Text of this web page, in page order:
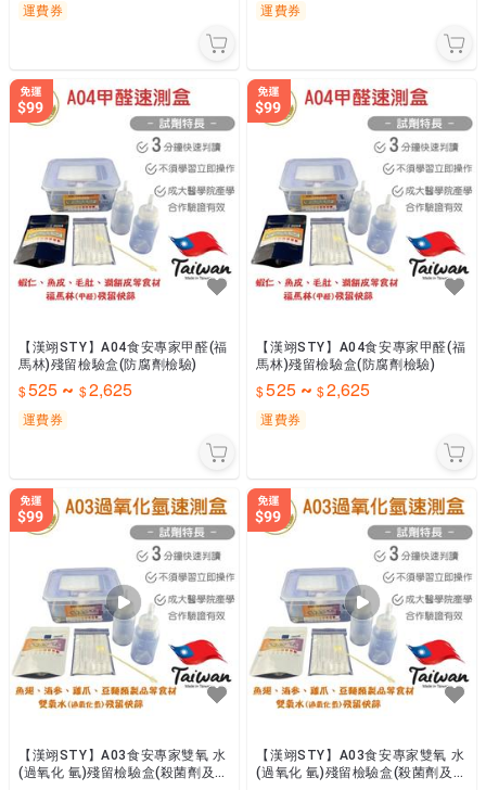
運費券 運費券
【漢翊STY】A04食安專家甲醛(福
馬林)殘留檢驗盒(防腐劑檢驗)
525 ~ 2,625
運費券
【漢翊STY】A04食安專家甲醛(福
馬林)殘留檢驗盒(防腐劑檢驗)
525~ 2,625
運費券
【漢翊STY】A03食安專家雙氧 水
(過氧化 氫)殘留檢驗盒(殺菌劑及食
【漢翊STY】A03食安專家雙氧 水
(過氧化 氫)殘留檢驗盒(殺菌劑及食